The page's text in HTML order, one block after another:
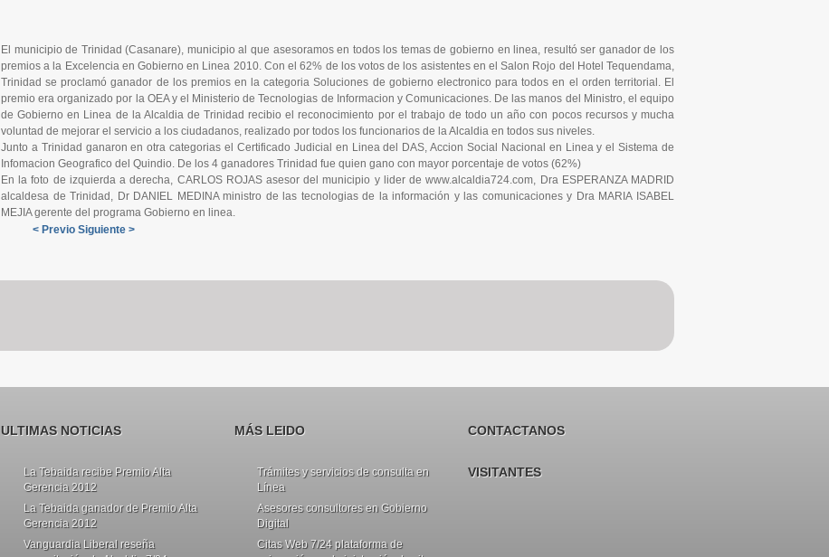
El municipio de Trinidad (Casanare), municipio al que asesoramos en todos los temas de gobierno en linea, resultó ser ganador de los
premios a la Excelencia en Gobierno en Linea 2010. Con el 62% de los votos de los asistentes en el Salon Rojo del Hotel Tequendama,
Trinidad se proclamó ganador de los premios en la categoria Soluciones de gobierno electronico para todos en el orden territorial. El
premio era organizado por la OEA y el Ministerio de Tecnologias de Informacion y Comunicaciones. De las manos del Ministro, el equipo
de Gobierno en Linea de la Alcaldia de Trinidad recibio el reconocimiento por el trabajo de todo un año con pocos recursos y mucha
voluntad de mejorar el servicio a los ciudadanos, realizado por todos los funcionarios de la Alcaldia en todos sus niveles.
Junto a Trinidad ganaron en otra categorias el Certificado Judicial en Linea del DAS, Accion Social Nacional en Linea y el Sistema de
Infomacion Geografico del Quindio. De los 4 ganadores Trinidad fue quien gano con mayor porcentaje de votos (62%)
En la foto de izquierda a derecha, CARLOS ROJAS asesor del municipio y lider de www.alcaldia724.com, Dra ESPERANZA MADRID
alcaldesa de Trinidad, Dr DANIEL MEDINA ministro de las tecnologias de la información y las comunicaciones y Dra MARIA ISABEL
MEJIA gerente del programa Gobierno en linea.
< Previo Siguiente >
ULTIMAS NOTICIAS
La Tebaida recibe Premio Alta
Gerencia 2012
La Tebaida ganador de Premio Alta
Gerencia 2012
Vanguardia Liberal reseña
MÁS LEIDO
Trámites y servicios de consulta en
Línea
Asesores consultores en Gobierno
Digital
Citas Web 7/24 plataforma de
CONTACTANOS
VISITANTES